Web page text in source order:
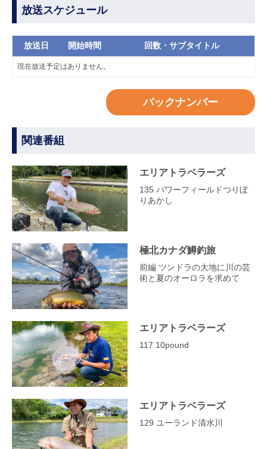
放送スケジュール
放送日 開始時間 回数・サブタイトル
現在放送予定はありません。
バックナンバー
関連番組
エリアトラベラーズ
135 パワーフィールドつりぼ
りあかし
極北カナダ鱒釣旅
前編 ツンドラの大地に川の芸
術と夏のオーロラを求めて
エリアトラベラーズ
117 10pound
エリアトラベラーズ
129 ユーランド清水川